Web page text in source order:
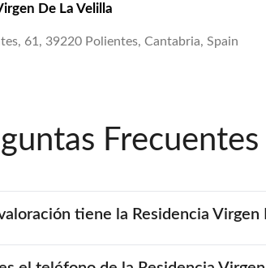
De La Velilla
61, 39220 Polientes, Cantabria, Spain
Frecuentes
tiene la Residencia Virgen